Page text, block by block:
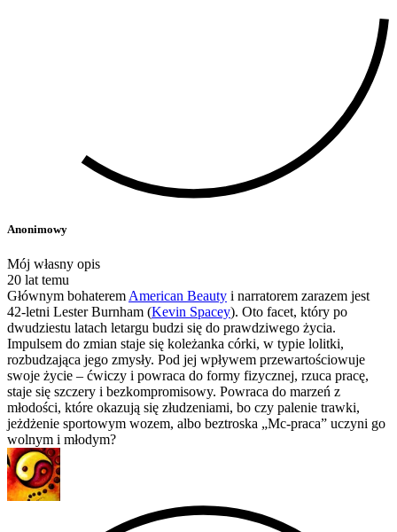
Anonimowy
Mój własny opis
20 lat temu
Głównym bohaterem American Beauty i narratorem zarazem jest
42-letni Lester Burnham (Kevin Spacey). Oto facet, który po
dwudziestu latach letargu budzi się do prawdziwego życia.
Impulsem do zmian staje się koleżanka córki, w typie lolitki,
rozbudzająca jego zmysły. Pod jej wpływem przewartościowuje
swoje życie – ćwiczy i powraca do formy fizycznej, rzuca pracę,
staje się szczery i bezkompromisowy. Powraca do marzeń z
młodości, które okazują się złudzeniami, bo czy palenie trawki,
jeżdżenie sportowym wozem, albo beztroska „Mc-praca” uczyni go
wolnym i młodym?